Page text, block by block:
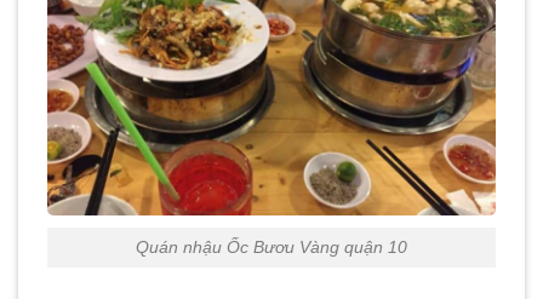
Quán nhậu Ốc Bươu Vàng quận 10